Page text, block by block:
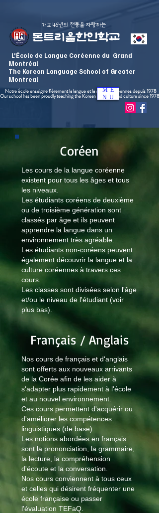
몬트리올한인학교
L'École de Langue Coréenne du Grand
Montréal
The Korean Language School of Greater
Montreal
​개교 46년의 전통을 자랑하는
Notre école enseigne fièrement la langue et la culture coréennes depuis 1978
Our school has been proudly teaching the Korean language and culture since 1978
ME
NU
Coréen
Les cours de la langue coréenne
existent pour tous les âges et tous
les niveaux.
Les étudiants coréens de deuxième
ou de troisième génération sont
classés par âge et ils peuvent
apprendre la langue dans un
environnement très agréable.
Les étudiants non-coréens peuvent
également découvrir la langue et la
culture coréennes à travers ces
cours.
Les classes sont divisées selon l'âge
et/ou le niveau de l'étudiant (voir
plus bas).
Français / Anglais
Nos cours de français et d'anglais
sont offerts aux nouveaux arrivants
de la Corée afin de les aider à
s'adapter plus rapidement à l'école
et au nouvel environnement.
Ces cours permettent d'acquérir ou
d'améliorer les compétences
linguistiques (de base).
Les notions abordées en français
sont la prononciation, la grammaire,
la lecture, la compréhension
d'écoute et la conversation.
Nos cours conviennent à tous ceux
et celles qui désirent fréquenter une
école française ou passer
l'évaluation TEFaQ.